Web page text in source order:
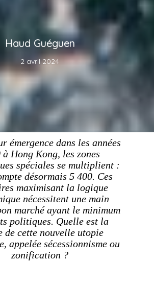
émergence dans les années
à Hong Kong, les zones
spéciales se multiplient :
désormais 5 400. Ces
maximisant la logique
nécessitent une main
marché ayant le minimum
politiques. Quelle est la
de cette nouvelle utopie
appelée sécessionnisme ou
zonification ?
Haud Guéguen
2 avril 2024